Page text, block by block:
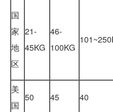
国
家
地
区
21-
45KG
46-
100KG
美
国
50 45 40